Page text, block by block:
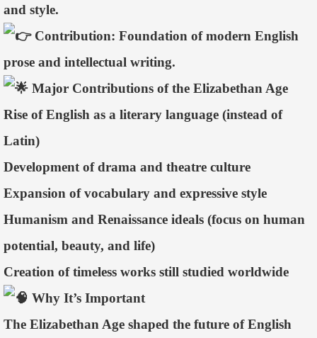
and style.
Contribution: Foundation of modern English
prose and intellectual writing.
Major Contributions of the Elizabethan Age
Rise of English as a literary language (instead of
Latin)
Development of drama and theatre culture
Expansion of vocabulary and expressive style
Humanism and Renaissance ideals (focus on human
potential, beauty, and life)
Creation of timeless works still studied worldwide
Why It’s Important
The Elizabethan Age shaped the future of English